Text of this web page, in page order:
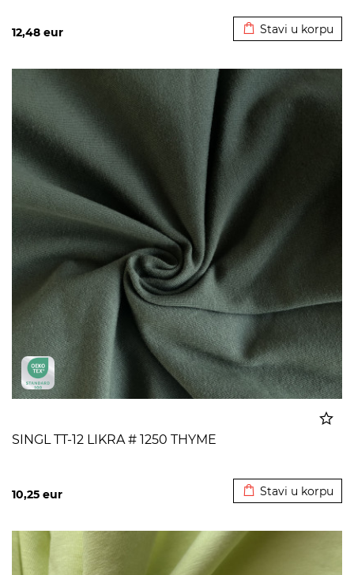
12,48 eur Stavi u korpu
SINGL TT-12 LIKRA # 1250 THYME
10,25 eur Stavi u korpu